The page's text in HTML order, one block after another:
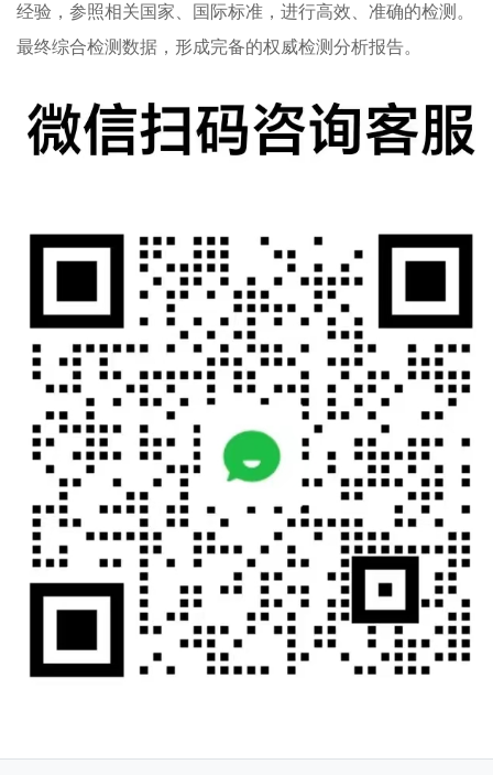
经验，参照相关国家、国际标准，进行高效、准确的检测。
最终综合检测数据，形成完备的权威检测分析报告。